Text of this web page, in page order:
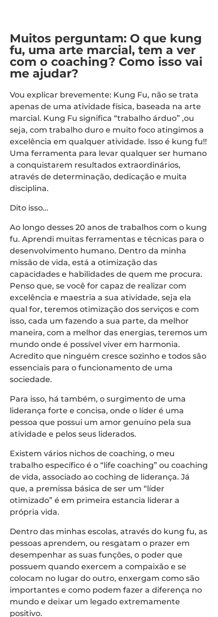
Muitos perguntam: O que kung
fu, uma arte marcial, tem a ver
com o coaching? Como isso vai
me ajudar?
Vou explicar brevemente: Kung Fu, não se trata
apenas de uma atividade física, baseada na arte
marcial. Kung Fu significa “trabalho árduo” ,ou
seja, com trabalho duro e muito foco atingimos a
excelência em qualquer atividade. Isso é kung fu!!
Uma ferramenta para levar qualquer ser humano
a conquistarem resultados extraordinários,
através de determinação, dedicação e muita
disciplina.
Dito isso…
Ao longo desses 20 anos de trabalhos com o kung
fu. Aprendi muitas ferramentas e técnicas para o
desenvolvimento humano. Dentro da minha
missão de vida, está a otimização das
capacidades e habilidades de quem me procura.
Penso que, se você for capaz de realizar com
excelência e maestria a sua atividade, seja ela
qual for, teremos otimização dos serviços e com
isso, cada um fazendo a sua parte, da melhor
maneira, com a melhor das energias, teremos um
mundo onde é possível viver em harmonia.
Acredito que ninguém cresce sozinho e todos são
essenciais para o funcionamento de uma
sociedade.
Para isso, há também, o surgimento de uma
liderança forte e concisa, onde o líder é uma
pessoa que possui um amor genuíno pela sua
atividade e pelos seus liderados.
Existem vários nichos de coaching, o meu
trabalho específico é o “life coaching” ou coaching
de vida, associado ao coching de liderança. Já
que, a premissa básica de ser um “líder
otimizado” é em primeira estancia liderar a
própria vida.
Dentro das minhas escolas, através do kung fu, as
pessoas aprendem, ou resgatam o prazer em
desempenhar as suas funções, o poder que
possuem quando exercem a compaixão e se
colocam no lugar do outro, enxergam como são
importantes e como podem fazer a diferença no
mundo e deixar um legado extremamente
positivo.